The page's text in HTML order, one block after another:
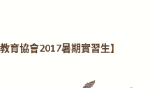
育協會2017暑期實習生】